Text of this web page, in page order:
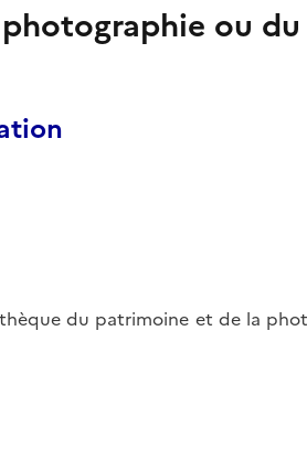
ou
du patrimoine et de la